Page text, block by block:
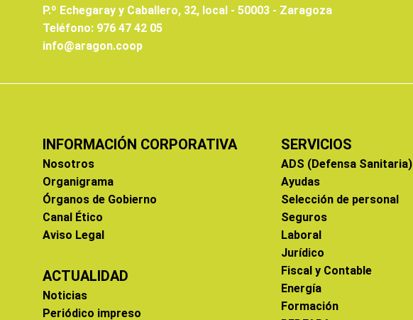
P.º Echegaray y Caballero, 32, local - 50003 - Zaragoza
Teléfono: 976 47 42 05
info@aragon.coop
INFORMACIÓN CORPORATIVA
Nosotros
Organigrama
Órganos de Gobierno
Canal Ético
Aviso Legal
ACTUALIDAD
Noticias
Periódico impreso
SERVICIOS
ADS (Defensa Sanitaria)
Ayudas
Selección de personal
Seguros
Laboral
Jurídico
Fiscal y Contable
Energía
Formación